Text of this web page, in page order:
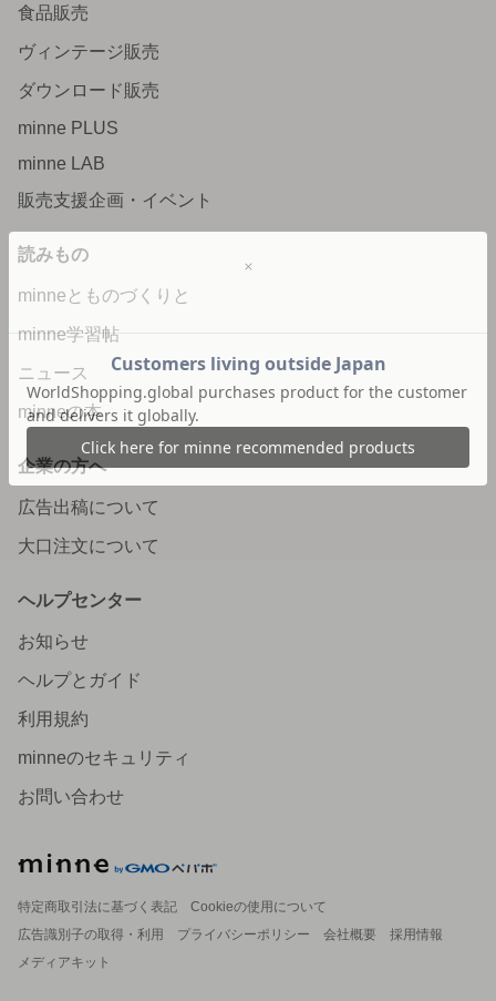
食品販売
ヴィンテージ販売
ダウンロード販売
minne PLUS
minne LAB
販売支援企画・イベント
読みもの
minneとものづくりと
minne学習帖
ニュース
minneの本
企業の方へ
広告出稿について
大口注文について
ヘルプセンター
お知らせ
ヘルプとガイド
利用規約
minneのセキュリティ
お問い合わせ
特定商取引法に基づく表記
Cookieの使用について
広告識別子の取得・利用
プライバシーポリシー 会社概要
採用情報
メディアキット